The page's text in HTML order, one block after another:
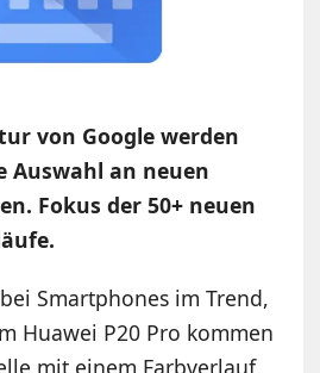
von Google werden
Auswahl an neuen
Fokus der 50+ neuen
Smartphones im Trend,
Huawei P20 Pro kommen